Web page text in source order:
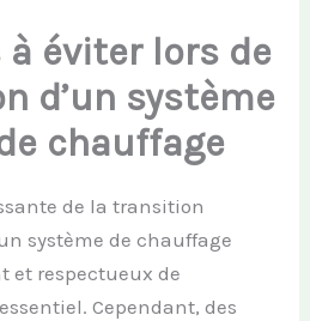
à éviter lors de
d’un système
chauffage
de la transition
système de chauffage
et respectueux de
Cependant, des